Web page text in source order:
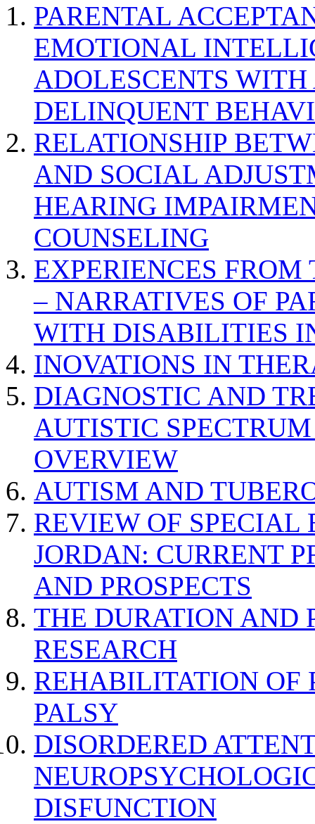
PARENTAL
EMOTIONAL
ADOLESCENTS
DELINQUENT
RELATIONSHIP
AND SOCIAL
HEARING
COUNSELING
EXPERIENCES
– NARRATIVES OF
WITH DISABILITIES
INOVATIONS IN
DIAGNOSTIC AND
AUTISTIC
OVERVIEW
AUTISM AND
REVIEW OF SPECIAL
JORDAN: CURRENT
AND PROSPECTS
THE DURATION AND
RESEARCH
REHABILITATION OF
PALSY
DISORDERED
DISFUNCTION